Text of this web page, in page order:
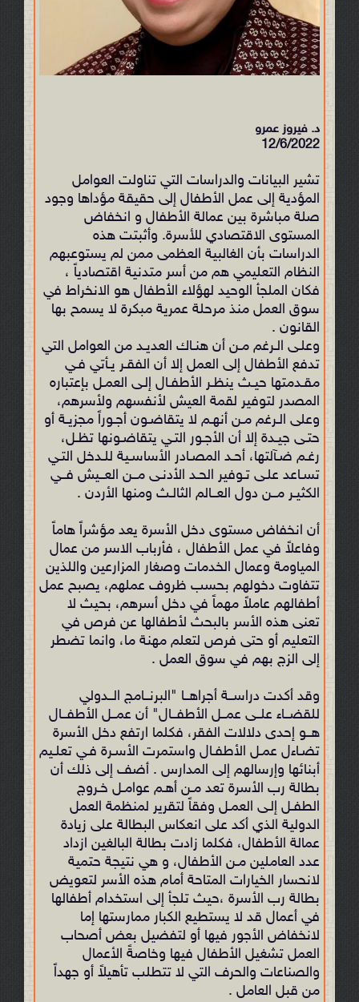
د. فيروز عمرو
12/6/2022
تشير البيانات والدراسات التي تناولت العوامل
المؤدية إلى عمل الأطفال إلى حقيقة مؤداها وجود
صلة مباشرة بين عمالة الأطفال و انخفاض
المستوى الاقتصادي للأسرة. وأثبتت هذه
الدراسات بأن الغالبية العظمى ممن لم يستوعبهم
النظام التعليمي هم من أسر متدنية اقتصادياً ،
فكان الملجأ الوحيد لهؤلاء الأطفال هو الانخراط في
سوق العمل منذ مرحلة عمرية مبكرة لا يسمح بها
القانون .
وعلـى الـرغم مـن أن هنـاك العدیـد من العوامل التي
تدفع الأطفال إلى العمل إلا أن الفقـر یـأتي فـي
مقـدمتها حیـث ینظـر الأطفـال إلـى العمـل بإعتباره
المصدر لتوفیر لقمة العیش لأنفسهم ولأسرهم،
وعلى الـرغم مـن أنهـم لا یتقاضـون أجـوراً مجزیـة أو
حتـى جیـدة إلا أن الأجـور التـي یتقاضـونها تظـل،
رغـم ضـآلتها، أحـد المصـادر الأساسـیة للـدخل التـي
تسـاعد علـى تـوفیر الحـد الأدنـى مــن العــیش فــي
الكثیـر مــن دول العــالم الثالـث ومنها الأردن .
أن انخفاض مستوى دخل الأسرة يعد مؤشراً هاماً
وفاعلاً في عمل الأطفال ، فأرباب الاسر من عمال
المياومة وعمال الخدمات وصغار المزارعين واللذين
تتفاوت دخولهم بحسب ظروف عملهم، يصبح عمل
أطفالهم عاملاً مهماً في دخل أسرهم، بحيث لا
تعنى هذه الأسر بالبحث لأطفالها عن فرص في
التعليم أو حتى فرص لتعلم مهنة ما، وانما تضطر
إلى الزج بهم في سوق العمل .
وقد أكدت دراســة أجراهــا "البرنــامج الــدولي
للقضــاء علــى عمــل الأطفــال" أن عمــل الأطفــال
هــو إحدى دلالات الفقر، فكلما ارتفع دخل الأسرة
تضـاءل عمـل الأطفـال واستمرت الأسـرة فـي تعلـیم
أبنائها وإرسالهم إلى المدارس . أضف إلى ذلك أن
بطالة رب الأسرة تعد مـن أهـم عوامـل خـروج
الطفـل إلـى العمـل وفقاً لتقرير لمنظمة العمل
الدولية الذي أكد على انعكاس البطالة على زیادة
عمالة الأطفال، فكلما زادت بطالة البالغین ازداد
عدد العاملین مـن الأطفال، و هي نتيجة حتمية
لانحسار الخيارات المتاحة أمام هذه الأسر لتعويض
بطالة رب الأسرة ،حيث تلجأ إلى استخدام أطفالها
في أعمال قد لا يستطيع الكبار ممارستها إما
لانخفاض الأجور فيها أو لتفضيل بعض أصحاب
العمل تشغيل الأطفال فيها وخاصةً الأعمال
والصناعات والحرف التي لا تتطلب تأهیلاً أو جهداً
من قبل العامل .